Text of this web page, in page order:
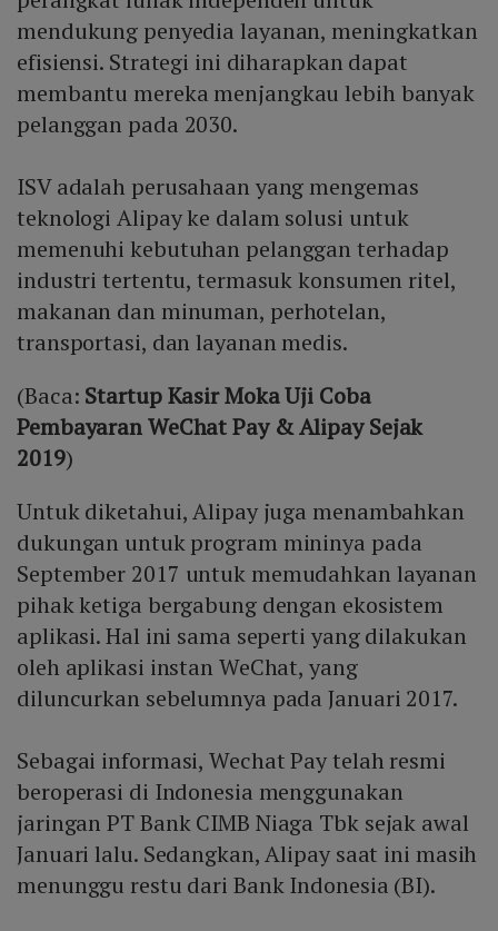
mendukung penyedia layanan, meningkatkan
efisiensi. Strategi ini diharapkan dapat
membantu mereka menjangkau lebih banyak
pelanggan pada 2030.
ISV adalah perusahaan yang mengemas
teknologi Alipay ke dalam solusi untuk
memenuhi kebutuhan pelanggan terhadap
industri tertentu, termasuk konsumen ritel,
makanan dan minuman, perhotelan,
transportasi, dan layanan medis.
(Baca: Startup Kasir Moka Uji Coba
Pembayaran WeChat Pay & Alipay Sejak
2019)
Untuk diketahui, Alipay juga menambahkan
dukungan untuk program mininya pada
September 2017 untuk memudahkan layanan
pihak ketiga bergabung dengan ekosistem
aplikasi. Hal ini sama seperti yang dilakukan
oleh aplikasi instan WeChat, yang
diluncurkan sebelumnya pada Januari 2017.
Sebagai informasi, Wechat Pay telah resmi
beroperasi di Indonesia menggunakan
jaringan PT Bank CIMB Niaga Tbk sejak awal
Januari lalu. Sedangkan, Alipay saat ini masih
menunggu restu dari Bank Indonesia (BI).